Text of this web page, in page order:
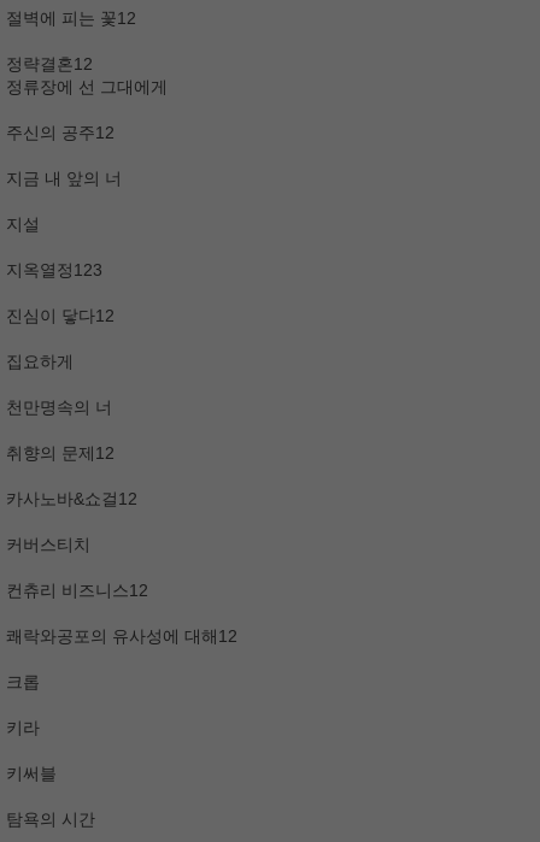
절벽에 피는 꽃12
정략결혼12
정류장에 선 그대에게
주신의 공주12
지금 내 앞의 너
지설
지옥열정123
진심이 닿다12
집요하게
천만명속의 너
취향의 문제12
카사노바&쇼걸12
커버스티치
컨츄리 비즈니스12
쾌락와공포의 유사성에 대해12
크롭
키라
키써블
탐욕의 시간